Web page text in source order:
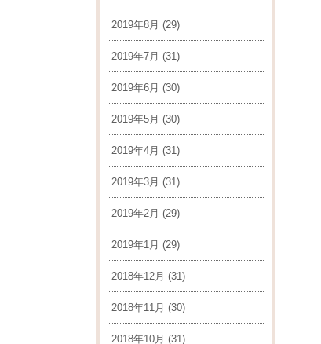
2019年8月 (29)
2019年7月 (31)
2019年6月 (30)
2019年5月 (30)
2019年4月 (31)
2019年3月 (31)
2019年2月 (29)
2019年1月 (29)
2018年12月 (31)
2018年11月 (30)
2018年10月 (31)